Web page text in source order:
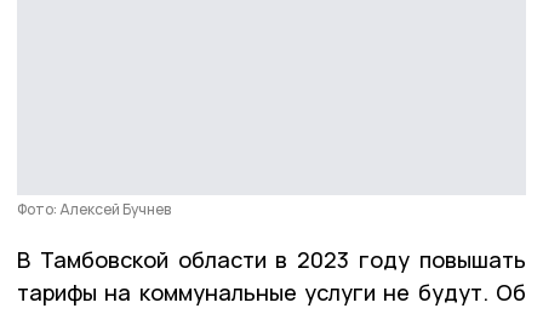
Фото: Алексей Бучнев
В Тамбовской области в 2023 году повышать
тарифы на коммунальные услуги не будут. Об